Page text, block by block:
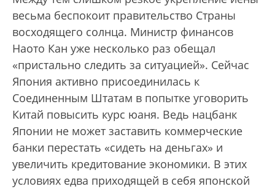
весьма беспокоит правительство Страны
восходящего солнца. Министр финансов
Наото Кан уже несколько раз обещал
«пристально следить за ситуацией». Сейчас
Япония активно присоединилась к
Соединенным Штатам в попытке уговорить
Китай повысить курс юаня. Ведь нацбанк
Японии не может заставить коммерческие
банки перестать «сидеть на деньгах» и
увеличить кредитование экономики. В этих
условиях едва приходящей в себя японской